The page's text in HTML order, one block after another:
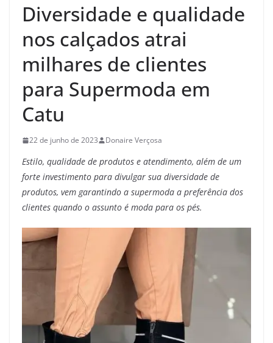
Diversidade e qualidade
nos calçados atrai
milhares de clientes
para Supermoda em
Catu
22 de junho de 2023 Donaire Verçosa
Estilo, qualidade de produtos e atendimento, além de um
forte investimento para divulgar sua diversidade de
produtos, vem garantindo a supermoda a preferência dos
clientes quando o assunto é moda para os pés.